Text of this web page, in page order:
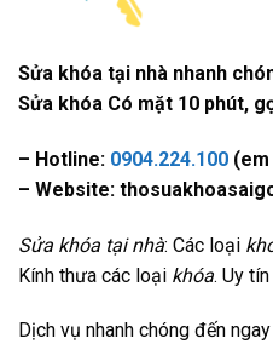
Sửa khóa tại nhà nhanh
Sửa khóa Có mặt 10 phút,
– Hotline: 0904.224.100 (em
– Website:
Sửa khóa tại nhà: Các loại
Kính thưa các loại khóa. Uy
Dịch vụ nhanh chóng đến